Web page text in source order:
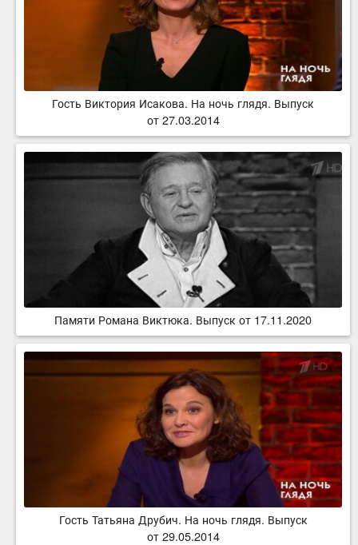
Гость Виктория Исакова. На ночь глядя. Выпуск
от 27.03.2014
Памяти Романа Виктюка. Выпуск от 17.11.2020
Гость Татьяна Друбич. На ночь глядя. Выпуск
от 29.05.2014